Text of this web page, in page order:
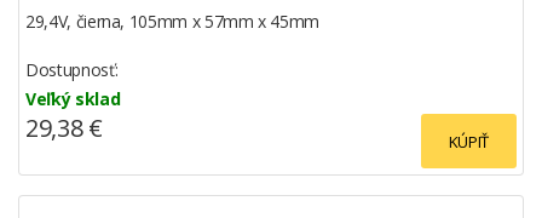
29,4V, čierna, 105mm x 57mm x 45mm
Dostupnosť:
Veľký sklad
KÚPIŤ
29,38 €